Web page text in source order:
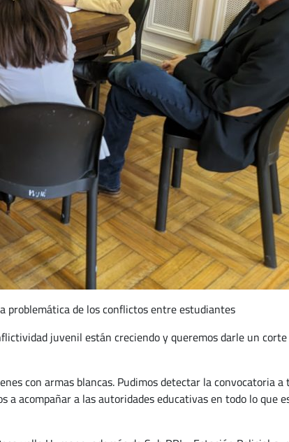
problemática de los conflictos entre estudiantes
juvenil están creciendo y queremos darle un
con armas blancas. Pudimos detectar la convocatoria
acompañar a las autoridades educativas en todo lo que